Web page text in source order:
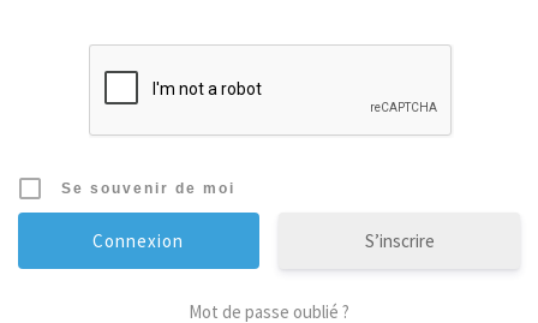
Se souvenir de moi
S’inscrire
Mot de passe oublié ?